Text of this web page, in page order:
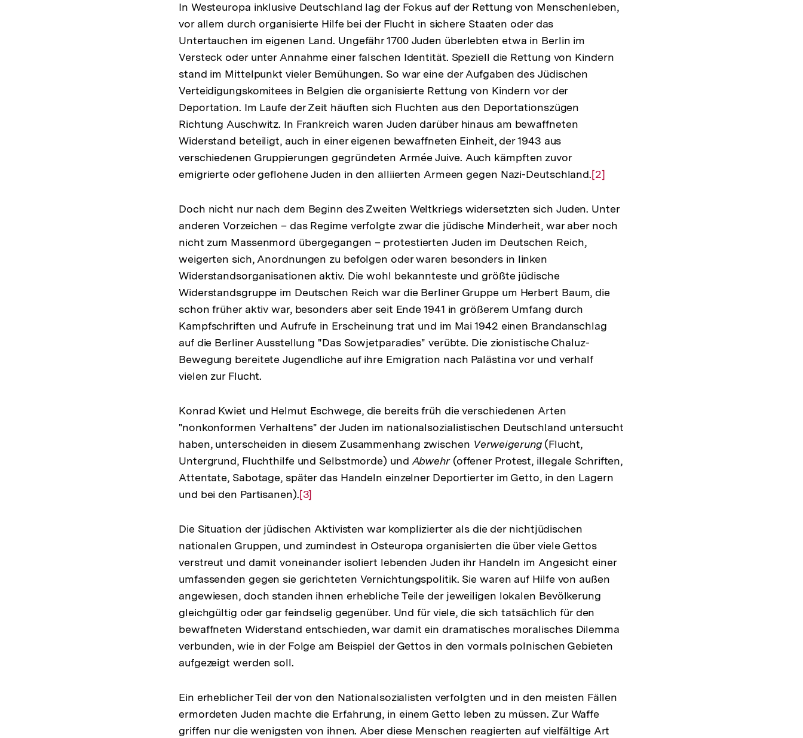
In Westeuropa inklusive Deutschland lag der Fokus auf der Rettung von Menschenleben,
vor allem durch organisierte Hilfe bei der Flucht in sichere Staaten oder das
Untertauchen im eigenen Land. Ungefähr 1700 Juden überlebten etwa in Berlin im
Versteck oder unter Annahme einer falschen Identität. Speziell die Rettung von Kindern
stand im Mittelpunkt vieler Bemühungen. So war eine der Aufgaben des Jüdischen
Verteidigungskomitees in Belgien die organisierte Rettung von Kindern vor der
Deportation. Im Laufe der Zeit häuften sich Fluchten aus den Deportationszügen
Richtung Auschwitz. In Frankreich waren Juden darüber hinaus am bewaffneten
Widerstand beteiligt, auch in einer eigenen bewaffneten Einheit, der 1943 aus
verschiedenen Gruppierungen gegründeten Armée Juive. Auch kämpften zuvor
emigrierte oder geflohene Juden in den alliierten Armeen gegen Nazi-Deutschland.Zur
der
Fußnote
[2]
Doch nicht nur nach dem Beginn des Zweiten Weltkriegs widersetzten sich Juden. Unter
anderen Vorzeichen – das Regime verfolgte zwar die jüdische Minderheit, war aber noch
nicht zum Massenmord übergegangen – protestierten Juden im Deutschen Reich,
weigerten sich, Anordnungen zu befolgen oder waren besonders in linken
Widerstandsorganisationen aktiv. Die wohl bekannteste und größte jüdische
Widerstandsgruppe im Deutschen Reich war die Berliner Gruppe um Herbert Baum, die
schon früher aktiv war, besonders aber seit Ende 1941 in größerem Umfang durch
Kampfschriften und Aufrufe in Erscheinung trat und im Mai 1942 einen Brandanschlag
auf die Berliner Ausstellung "Das Sowjetparadies" verübte. Die zionistische Chaluz-
Bewegung bereitete Jugendliche auf ihre Emigration nach Palästina vor und verhalf
vielen zur Flucht.
Konrad Kwiet und Helmut Eschwege, die bereits früh die verschiedenen Arten
"nonkonformen Verhaltens" der Juden im nationalsozialistischen Deutschland untersucht
haben, unterscheiden in diesem Zusammenhang zwischen Verweigerung(Flucht,
Untergrund, Fluchthilfe und Selbstmorde) undAbwehr(offener Protest, illegale Schriften,
Attentate, Sabotage, später das Handeln einzelner Deportierter im Getto, in den Lagern
und bei den Partisanen).Zur
der
Fußnote
[3]
Die Situation der jüdischen Aktivisten war komplizierter als die der nichtjüdischen
nationalen Gruppen, und zumindest in Osteuropa organisierten die über viele Gettos
verstreut und damit voneinander isoliert lebenden Juden ihr Handeln im Angesicht einer
umfassenden gegen sie gerichteten Vernichtungspolitik. Sie waren auf Hilfe von außen
angewiesen, doch standen ihnen erhebliche Teile der jeweiligen lokalen Bevölkerung
gleichgültig oder gar feindselig gegenüber. Und für viele, die sich tatsächlich für den
bewaffneten Widerstand entschieden, war damit ein dramatisches moralisches Dilemma
verbunden, wie in der Folge am Beispiel der Gettos in den vormals polnischen Gebieten
aufgezeigt werden soll.
Ein erheblicher Teil der von den Nationalsozialisten verfolgten und in den meisten Fällen
ermordeten Juden machte die Erfahrung, in einem Getto leben zu müssen. Zur Waffe
griffen nur die wenigsten von ihnen. Aber diese Menschen reagierten auf vielfältige Art